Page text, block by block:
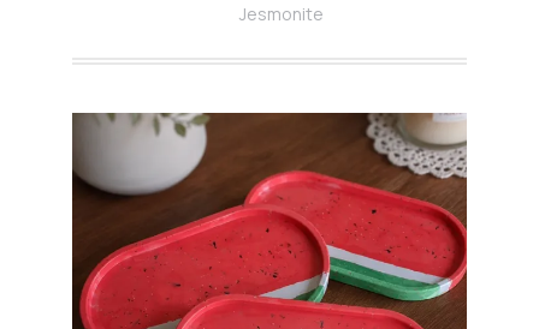
Jesmonite